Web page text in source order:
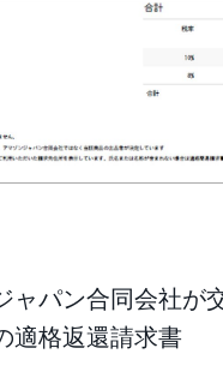
ャパン合同会社が
適格返還請求書